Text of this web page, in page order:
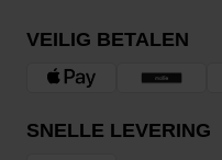
VEILIG BETALEN
SNELLE LEVERING